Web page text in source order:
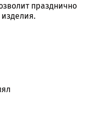
празднично